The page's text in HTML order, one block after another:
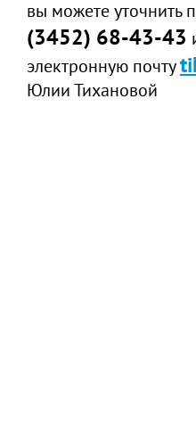
вы можете уточнить
(3452) 68-43-43
электронную почту
Юлии Тихановой